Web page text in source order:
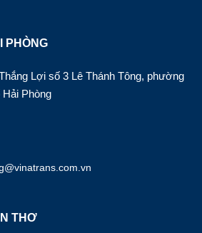
PHÒNG
Lợi số 3 Lê Thánh Tông, phường
Hải Phòng
THƠ